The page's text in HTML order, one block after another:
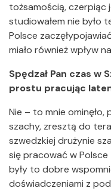
tożsamością, czerpiąc
studiowałem nie było
Polsce
miało również wpływ
Spędzał Pan czas w
prostu pracując
Nie – to mnie ominęło,
szachy, zresztą do
szwedzkiej drużynie
się pracować w
były to dobre
doświadczeniami z